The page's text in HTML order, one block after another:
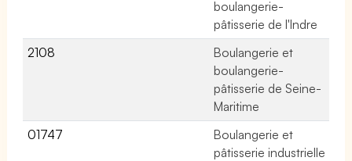
boulangerie-
pâtisserie de l'Indre
2108
Boulangerie et
boulangerie-
pâtisserie de Seine-
Maritime
01747
Boulangerie et
pâtisserie industrielle